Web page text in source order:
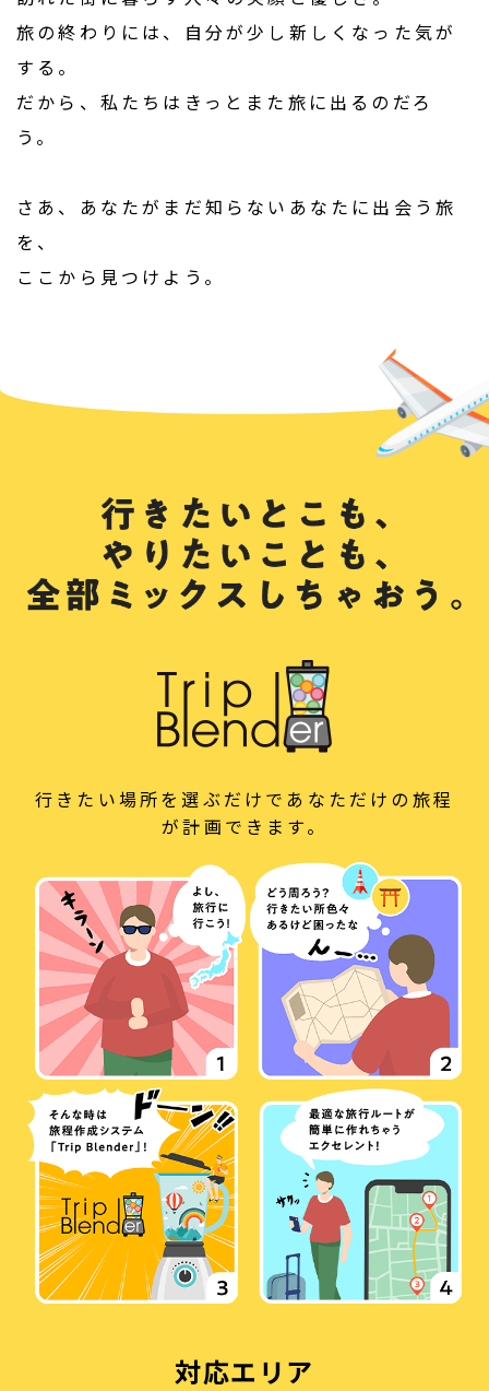
旅の終わりには、自分が少し新しくなった気が
する。
だから、私たちはきっとまた旅に出るのだろ
う。
さあ、あなたがまだ知らないあなたに出会う旅
を、
ここから見つけよう。
行きたい場所を選ぶだけであなただけの旅程
が計画できます。
対応エリア